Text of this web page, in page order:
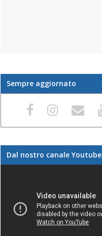
Sempre aggiornato
Dal nostro canale Youtube